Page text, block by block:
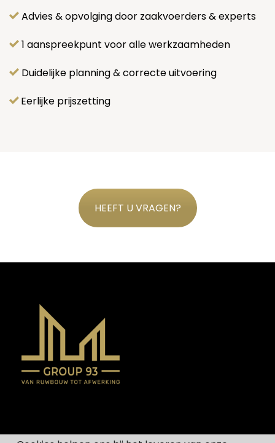
Advies & opvolging door zaakvoerders & experts
1 aanspreekpunt voor alle werkzaamheden
Duidelijke planning & correcte uitvoering
Eerlijke prijszetting
HEEFT U VRAGEN?